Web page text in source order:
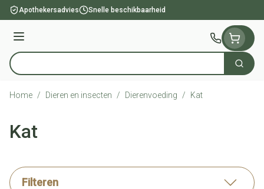
Ga naar de inhoud
Apothekersadvies Snelle beschikbaarheid
Menu
Product, merk, categorie... Zoek
Home / Dieren en insecten / Dierenvoeding / Kat
Kat
Filteren